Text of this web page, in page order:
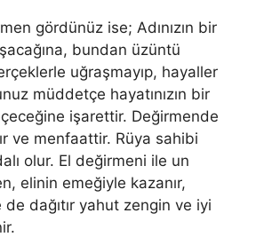
gördünüz ise; Adınızın bir
bundan üzüntü
uğraşmayıp, hayaller
müddetçe hayatınızın bir
işarettir. Değirmende
ve menfaattir. Rüya sahibi
olur. El değirmeni ile un
elinin emeğiyle kazanır,
dağıtır yahut zengin ve iyi